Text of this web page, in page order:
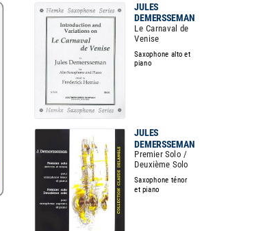
JULES
DEMERSSEMAN
Le Carnaval de
Venise
Saxophone alto et
piano
JULES
DEMERSSEMAN
Premier Solo /
Deuxième Solo
Saxophone ténor
et piano